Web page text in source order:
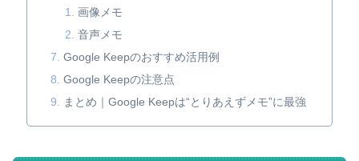
画像メモ
音声メモ
Google Keepのおすすめ活用例
Google Keepの注意点
まとめ｜Google Keepは“とりあえずメモ”に最強